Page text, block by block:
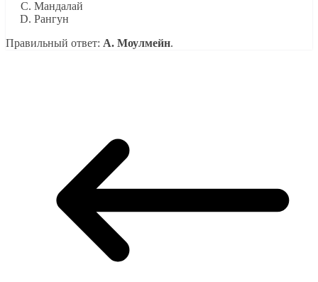
Мандалай
Рангун
Правильный ответ: А. Моулмейн.